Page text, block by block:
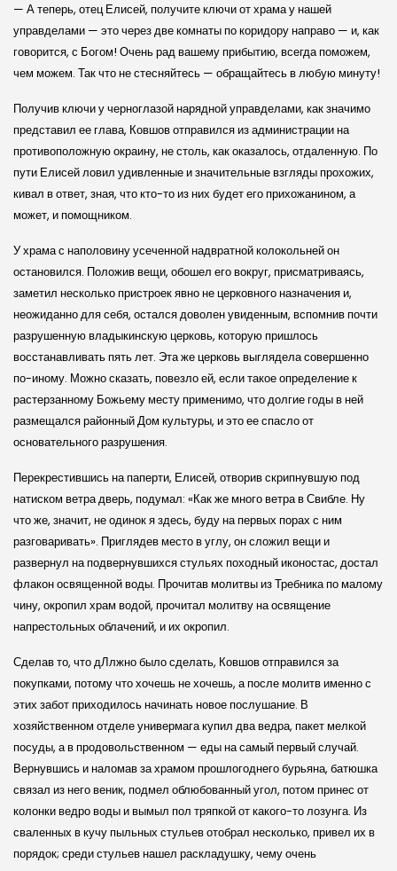
— А теперь, отец Елисей, получите ключи от храма у нашей
управделами — это через две комнаты по коридору направо — и, как
говорится, с Богом! Очень рад вашему прибытию, всегда поможем,
чем можем. Так что не стесняйтесь — обращайтесь в любую минуту!
Получив ключи у черноглазой нарядной управделами, как значимо
представил ее глава, Ковшов отправился из администрации на
противоположную окраину, не столь, как оказалось, отдаленную. По
пути Елисей ловил удивленные и значительные взгляды прохожих,
кивал в ответ, зная, что кто-то из них будет его прихожанином, а
может, и помощником.
У храма с наполовину усеченной надвратной колокольней он
остановился. Положив вещи, обошел его вокруг, присматриваясь,
заметил несколько пристроек явно не церковного назначения и,
неожиданно для себя, остался доволен увиденным, вспомнив почти
разрушенную владыкинскую церковь, которую пришлось
восстанавливать пять лет. Эта же церковь выглядела совершенно
по-иному. Можно сказать, повезло ей, если такое определение к
растерзанному Божьему месту применимо, что долгие годы в ней
размещался районный Дом культуры, и это ее спасло от
основательного разрушения.
Перекрестившись на паперти, Елисей, отворив скрипнувшую под
натиском ветра дверь, подумал: «Как же много ветра в Свибле. Ну
что же, значит, не одинок я здесь, буду на первых порах с ним
разговаривать». Приглядев место в углу, он сложил вещи и
развернул на подвернувшихся стульях походный иконостас, достал
флакон освященной воды. Прочитав молитвы из Требника по малому
чину, окропил храм водой, прочитал молитву на освящение
напрестольных облачений, и их окропил.
Сделав то, что дЛлжно было сделать, Ковшов отправился за
покупками, потому что хочешь не хочешь, а после молитв именно с
этих забот приходилось начинать новое послушание. В
хозяйственном отделе универмага купил два ведра, пакет мелкой
посуды, а в продовольственном — еды на самый первый случай.
Вернувшись и наломав за храмом прошлогоднего бурьяна, батюшка
связал из него веник, подмел облюбованный угол, потом принес от
колонки ведро воды и вымыл пол тряпкой от какого-то лозунга. Из
сваленных в кучу пыльных стульев отобрал несколько, привел их в
порядок; среди стульев нашел раскладушку, чему очень